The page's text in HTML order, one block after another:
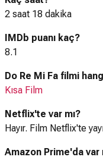
2 saat 18 dakika
IMDb puanı kaç?
8.1
Do Re Mi Fa filmi
Kısa Film
Netflix'te var mı?
Hayır. Film Netflix'te
Amazon Prime'da var